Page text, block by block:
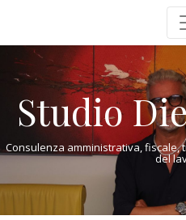
Studio
Consulenza amministrativa, fiscale,
del